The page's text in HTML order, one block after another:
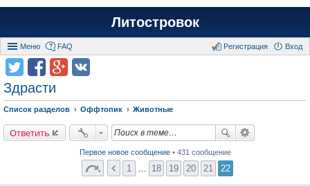
Литостровок
Меню FAQ Вход
Регистрация
Здрасти
Список разделов Оффтопик Животные
Ответить
Первое новое сообщение• 431 сообщение
1 18 19 20 21 22